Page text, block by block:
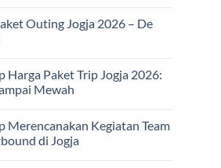
Outing Jogja 2026 – De
Harga Paket Trip Jogja 2026:
Mewah
Merencanakan Kegiatan Team
di Jogja